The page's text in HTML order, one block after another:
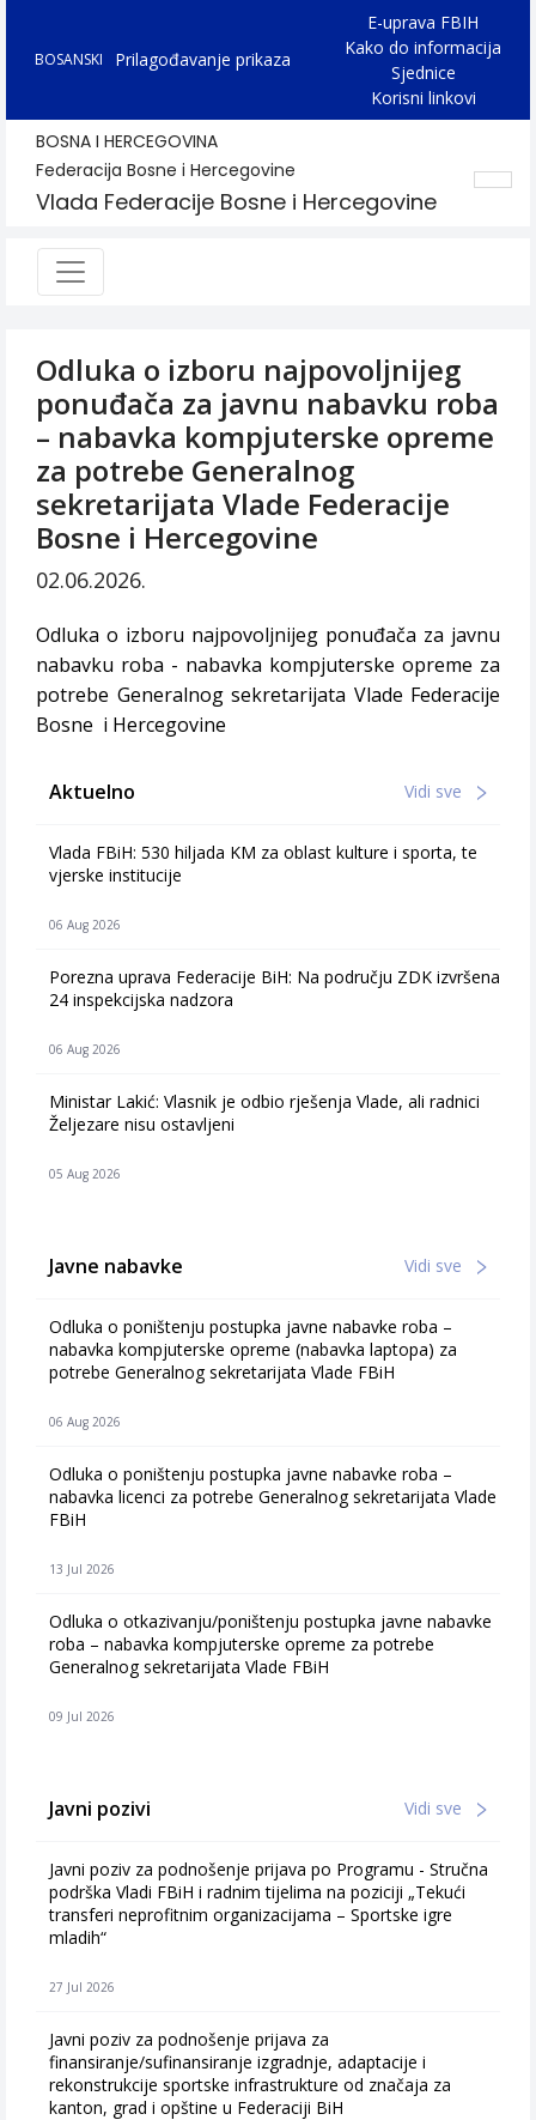
BOSANSKI Prilagođavanje prikaza
E-uprava FBIH
Kako do informacija
Sjednice
Korisni linkovi
BOSNA I HERCEGOVINA
Federacija Bosne i Hercegovine
Vlada Federacije Bosne i Hercegovine
Odluka o izboru najpovoljnijeg
ponuđača za javnu nabavku roba
– nabavka kompjuterske opreme
za potrebe Generalnog
sekretarijata Vlade Federacije
Bosne i Hercegovine
02.06.2026.
Odluka o izboru najpovoljnijeg ponuđača za javnu
nabavku roba - nabavka kompjuterske opreme za
potrebe Generalnog sekretarijata Vlade Federacije
Bosne i Hercegovine
Aktuelno Vidi sve
Vlada FBiH: 530 hiljada KM za oblast kulture i sporta, te
vjerske institucije
06 Aug 2026
Porezna uprava Federacije BiH: Na području ZDK izvršena
24 inspekcijska nadzora
06 Aug 2026
Ministar Lakić: Vlasnik je odbio rješenja Vlade, ali radnici
Željezare nisu ostavljeni
05 Aug 2026
Javne nabavke Vidi sve
Odluka o poništenju postupka javne nabavke roba –
nabavka kompjuterske opreme (nabavka laptopa) za
potrebe Generalnog sekretarijata Vlade FBiH
06 Aug 2026
Odluka o poništenju postupka javne nabavke roba –
nabavka licenci za potrebe Generalnog sekretarijata Vlade
FBiH
13 Jul 2026
Odluka o otkazivanju/poništenju postupka javne nabavke
roba – nabavka kompjuterske opreme za potrebe
Generalnog sekretarijata Vlade FBiH
09 Jul 2026
Javni pozivi Vidi sve
Javni poziv za podnošenje prijava po Programu - Stručna
podrška Vladi FBiH i radnim tijelima na poziciji „Tekući
transferi neprofitnim organizacijama – Sportske igre
mladih“
27 Jul 2026
Javni poziv za podnošenje prijava za
finansiranje/sufinansiranje izgradnje, adaptacije i
rekonstrukcije sportske infrastrukture od značaja za
kanton, grad i opštine u Federaciji BiH